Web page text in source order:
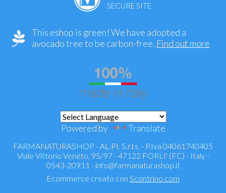
SECURE SITE
This eshop is green! We have adopted a
avocado tree to be carbon-free. Find out more
Powered by Translate
FARMANATURASHOP - AL.PI. S.r.l.s. - P.Iva 04061740405
Viale Vittorio Veneto, 95/97 - 47122 FORLI' (FC) - Italy -
0543-20911 - info@farmanaturashop.it
Ecommerce creato con Scontrino.com